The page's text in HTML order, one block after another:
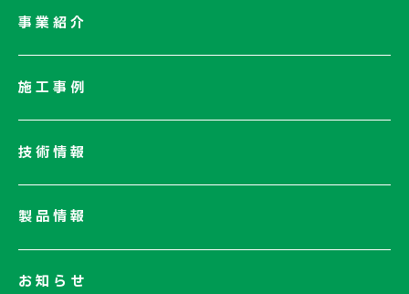
会社情報一覧
ネットワーク
事業紹介
施工事例
技術情報
製品情報
お知らせ